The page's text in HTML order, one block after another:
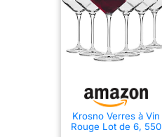
Krosno Verres à Vin
Rouge Lot de 6, 550